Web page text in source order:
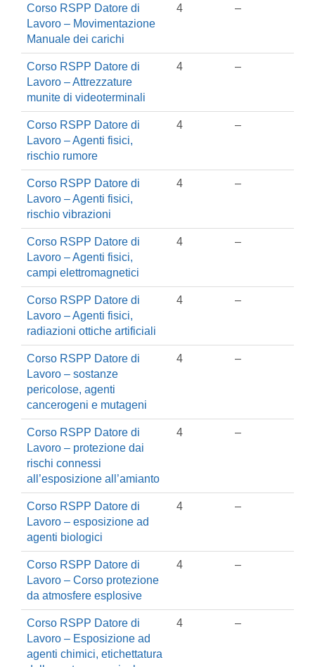
Corso RSPP Datore di
Lavoro – Movimentazione
Manuale dei carichi
4 –
Corso RSPP Datore di
Lavoro – Attrezzature
munite di videoterminali
4 –
Corso RSPP Datore di
Lavoro – Agenti fisici,
rischio rumore
4 –
Corso RSPP Datore di
Lavoro – Agenti fisici,
rischio vibrazioni
4 –
Corso RSPP Datore di
Lavoro – Agenti fisici,
campi elettromagnetici
4 –
Corso RSPP Datore di
Lavoro – Agenti fisici,
radiazioni ottiche artificiali
4 –
Corso RSPP Datore di
Lavoro – sostanze
pericolose, agenti
cancerogeni e mutageni
4 –
Corso RSPP Datore di
Lavoro – protezione dai
rischi connessi
all’esposizione all’amianto
4 –
Corso RSPP Datore di
Lavoro – esposizione ad
agenti biologici
4 –
Corso RSPP Datore di
Lavoro – Corso protezione
da atmosfere esplosive
4 –
Corso RSPP Datore di
Lavoro – Esposizione ad
agenti chimici, etichettatura
4 –